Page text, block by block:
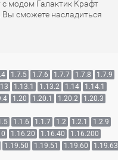
с модом Галактик Крафт
Вы сможете насладиться
1.7.5 1.7.6 1.7.7 1.7.8
1.7.9
1.13.1 1.13.2 1.14
1.14.1
1.20 1.20.1 1.20.2
1.20.3
1.1.6 1.1.7 1.2 1.2.1
1.2.9
1.16.20 1.16.40
1.16.200
1.19.50 1.19.51 1.19.60
1.19.63